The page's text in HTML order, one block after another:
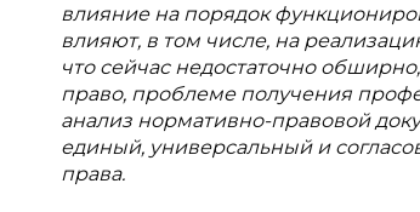
влияние на порядок
влияют, в том числе, на
что сейчас недостаточно
право, проблеме получения
анализ нормативно-правовой
единый, универсальный и
права.